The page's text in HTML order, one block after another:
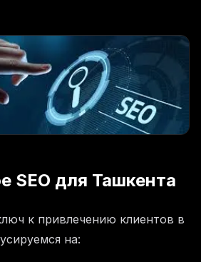
SEO для Ташкента
к привлечению клиентов в
на: